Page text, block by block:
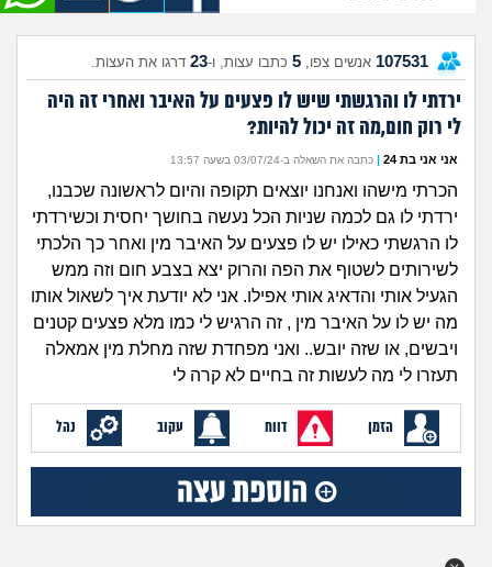
מדורים
זוגיות
הורות ומשפחה
מתבגרים
מהבקו"ם... ועד מתי?!
לימודים וסטודנטים
עבודה וקריירה
חברים ואנשים
בית, שכנים ושותפים
חיפוש שאלות 107531 אנשים צפו, 5 כתבו עצות, ו-23 דרגו את העצות.
ירדתי לו והרגשתי שיש לו פצעים על האיבר ואחרי זה היה
לי רוק חום,מה זה יכול להיות?
אני אני בת 24 | כתבה את השאלה ב-03/07/24 בשעה 13:57
הכרתי מישהו ואנחנו יוצאים תקופה והיום לראשונה שכבנו,
ירדתי לו גם לכמה שניות הכל נעשה בחושך יחסית וכשירדתי
לו הרגשתי כאילו יש לו פצעים על האיבר מין ואחר כך הלכתי
לשירותים לשטוף את הפה והרוק יצא בצבע חום וזה ממש
הגעיל אותי והדאיג אותי אפילו. אני לא יודעת איך לשאול אותו
מה יש לו על האיבר מין , זה הרגיש לי כמו מלא פצעים קטנים
ויבשים, או שזה יובש.. ואני מפחדת שזה מחלת מין אמאלה
תעזרו לי מה לעשות זה בחיים לא קרה לי
הזמן דווח עקוב נהל